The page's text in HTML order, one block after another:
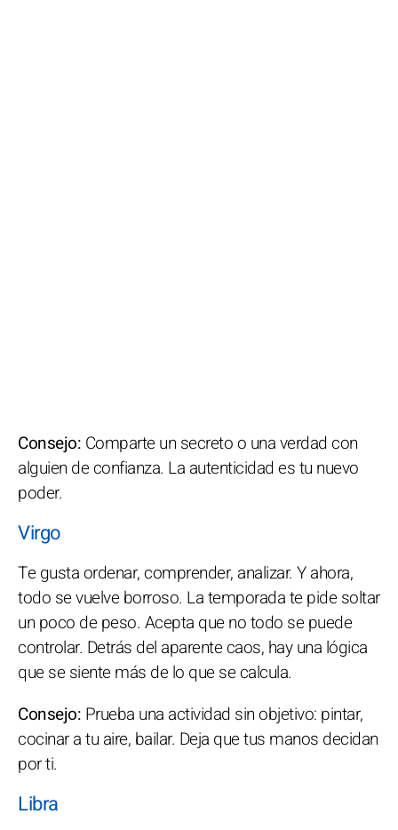
Consejo: Comparte un secreto o una verdad con
alguien de confianza. La autenticidad es tu nuevo
poder.
Virgo
Te gusta ordenar, comprender, analizar. Y ahora,
todo se vuelve borroso. La temporada te pide soltar
un poco de peso. Acepta que no todo se puede
controlar. Detrás del aparente caos, hay una lógica
que se siente más de lo que se calcula.
Consejo: Prueba una actividad sin objetivo: pintar,
cocinar a tu aire, bailar. Deja que tus manos decidan
por ti.
Libra